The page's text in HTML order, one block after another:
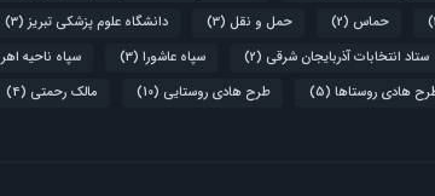
حماس (2) حمل و نقل (3) دانشگاه علوم پزشکی تبریز (3)
ستاد انتخابات آذربایجان شرقی (2) سپاه عاشورا (3) سپاه ناحیه اهر
هادی روستاها (5) طرح هادی روستایی (10) مالک رحمتی (4)